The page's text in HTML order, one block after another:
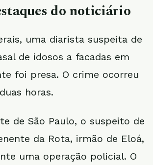
do noticiário
uma diarista suspeita de
de idosos a facadas em
foi presa. O crime ocorreu
horas.
de São Paulo, o suspeito de
da Rota, irmão de Eloá,
uma operação policial. O